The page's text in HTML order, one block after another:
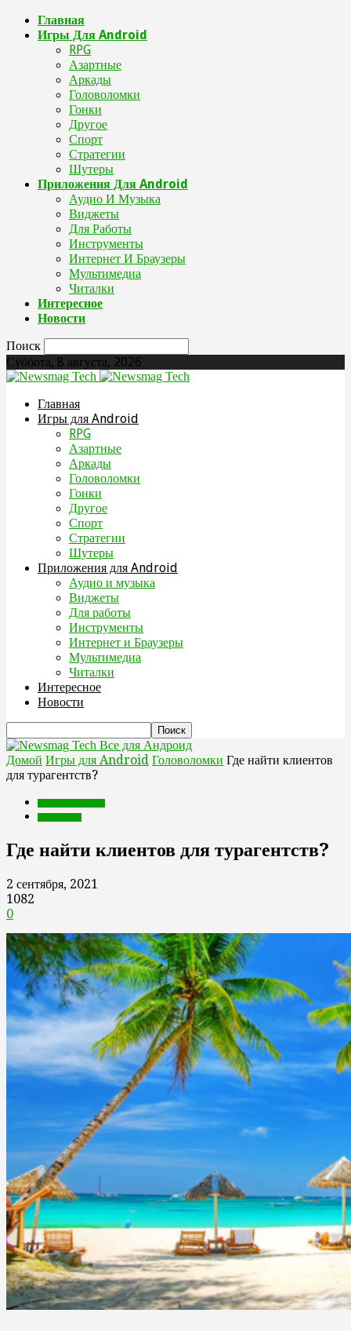
Главная
Игры Для Android
RPG
Азартные
Аркады
Головоломки
Гонки
Другое
Спорт
Стратегии
Шутеры
Приложения Для Android
Аудио И Музыка
Виджеты
Для Работы
Инструменты
Интернет И Браузеры
Мультимедиа
Читалки
Интересное
Новости
Поиск
Суббота, 8 августа, 2026
Главная
Игры для Android
RPG
Азартные
Аркады
Головоломки
Гонки
Другое
Спорт
Стратегии
Шутеры
Приложения для Android
Аудио и музыка
Виджеты
Для работы
Инструменты
Интернет и Браузеры
Мультимедиа
Читалки
Интересное
Новости
Все для Андроид
Домой Игры для Android Головоломки Где найти клиентов
для турагентств?
Где найти клиентов для турагентств?
2 сентября, 2021
1082
0